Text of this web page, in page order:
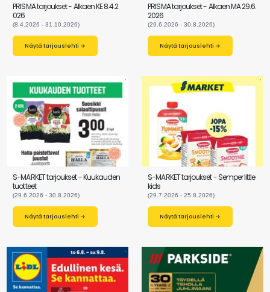
PRISMA tarjoukset - Alkaen KE 8.4.2
026
(8.4.2026 - 31.10.2026)
Näytä tarjouslehti →
PRISMA tarjoukset - Alkaen MA 29.6.
2026
(29.6.2026 - 30.8.2026)
Näytä tarjouslehti →
S-MARKET tarjoukset - Kuukauden
tuotteet
(29.6.2026 - 30.8.2026)
Näytä tarjouslehti →
S-MARKET tarjoukset - Semper little
kids
(29.7.2026 - 25.8.2026)
Näytä tarjouslehti →